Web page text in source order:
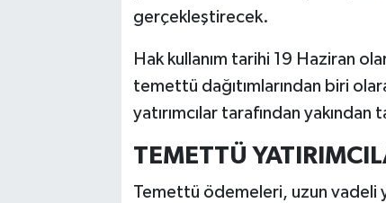
gerçekleştirecek.
Hak kullanım tarihi 19 Haziran
temettü dağıtımlarından biri
yatırımcılar tarafından yakından
TEMETTÜ
Temettü ödemeleri, uzun vadeli